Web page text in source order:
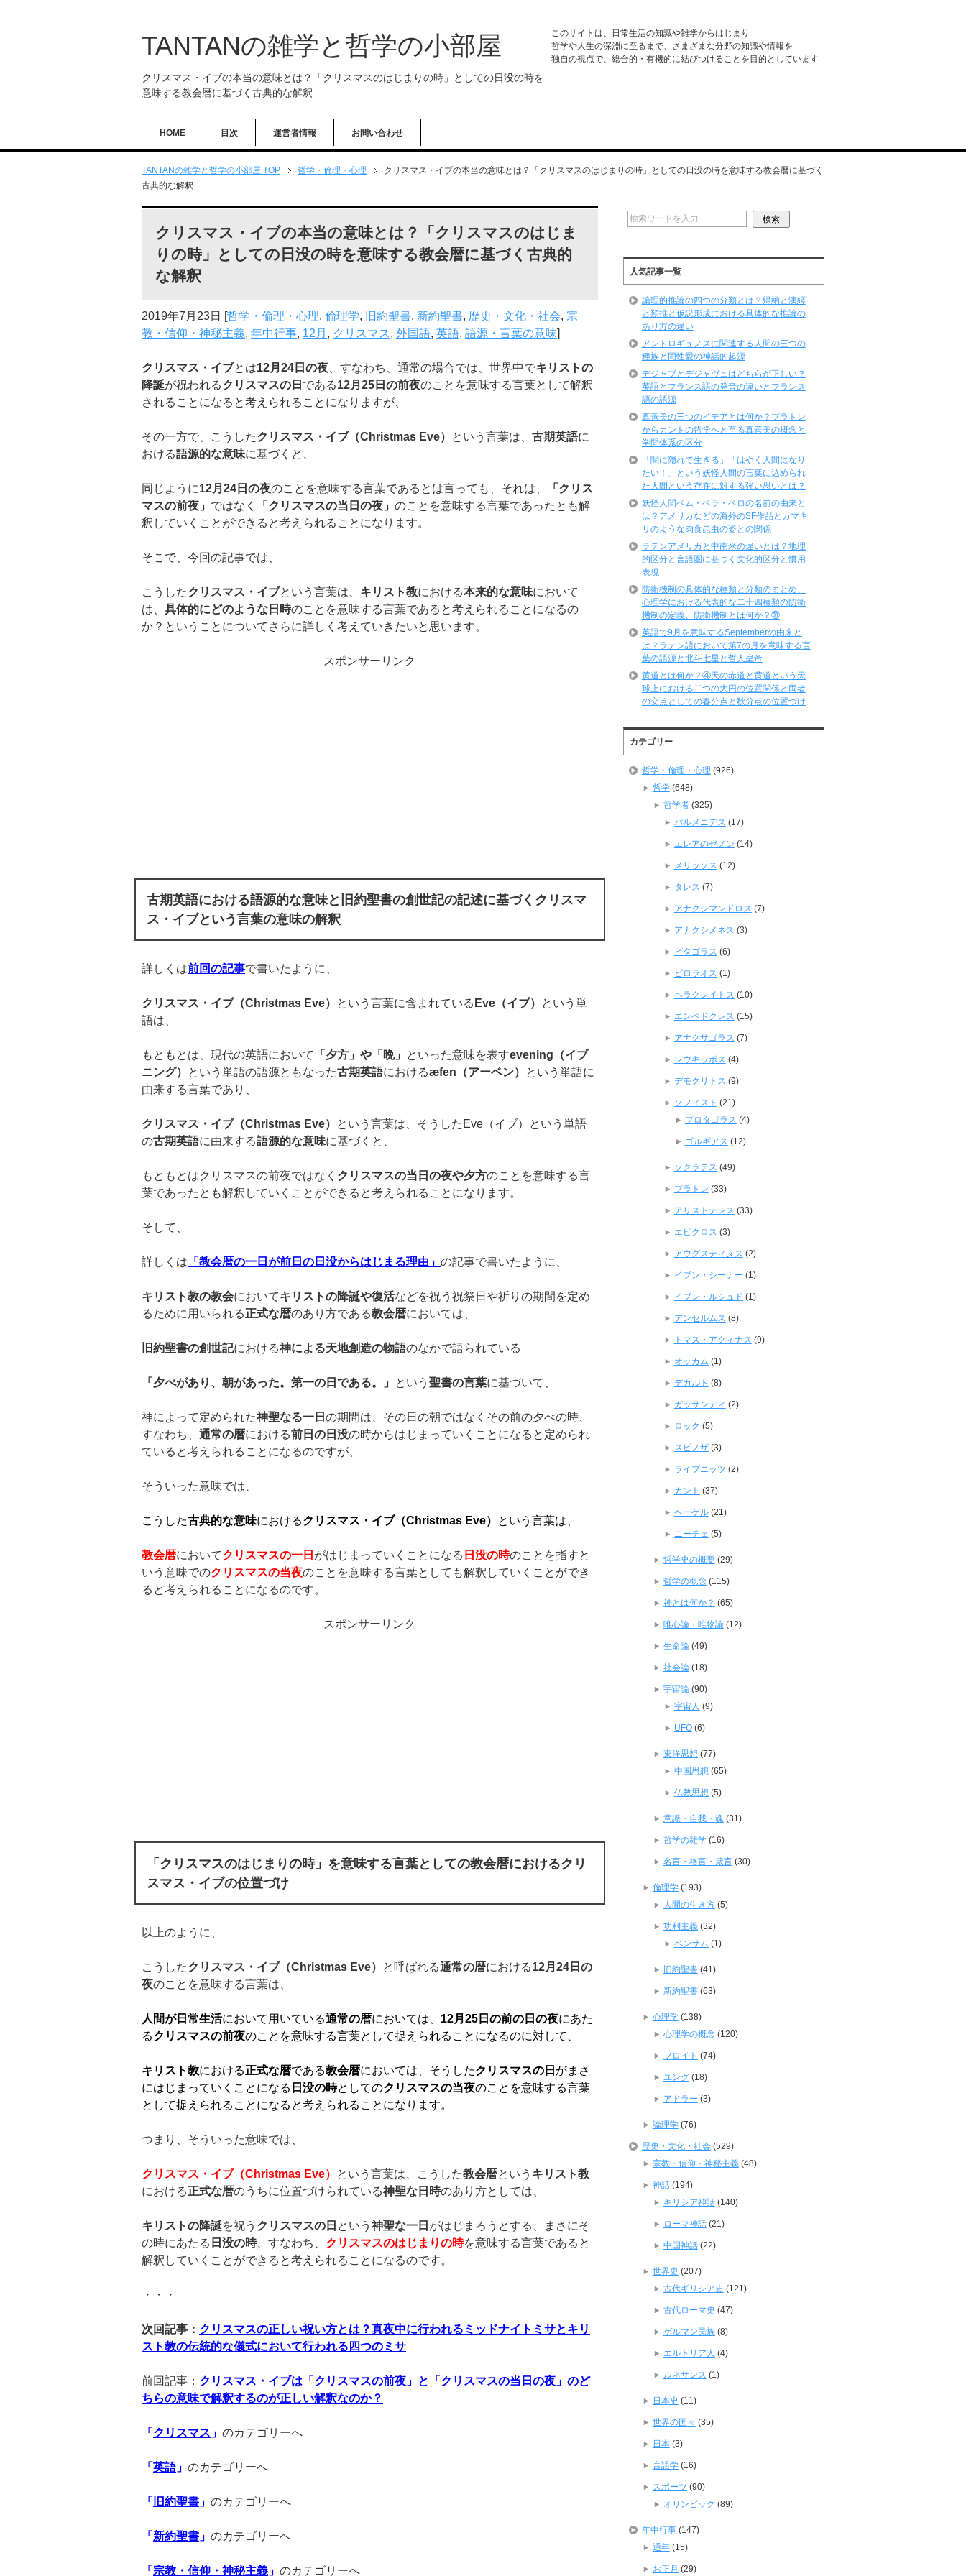
TANTANの雑学と哲学の小部屋
クリスマス・イブの本当の意味とは？「クリスマスのはじまりの時」としての日没の時を
意味する教会暦に基づく古典的な解釈
このサイトは、日常生活の知識や雑学からはじまり
哲学や人生の深淵に至るまで、さまざまな分野の知識や情報を
独自の視点で、総合的・有機的に結びつけることを目的としています
HOME 目次 運営者情報 お問い合わせ
TANTANの雑学と哲学の小部屋 TOP 哲学・倫理・心理
クリスマス・イブの本当の意味とは？「クリスマスのはじまりの時」としての日没の時を意味する教会暦に基づく
古典的な解釈
クリスマス・イブの本当の意味とは？「クリスマスのはじま
りの時」としての日没の時を意味する教会暦に基づく古典的
な解釈
2019年7月23日 [哲学・倫理・心理, 倫理学, 旧約聖書, 新約聖書, 歴史・文化・社会, 宗
教・信仰・神秘主義, 年中行事, 12月 , クリスマス, 外国語, 英語, 語源・言葉の意味]
クリスマス・イブとは12月 24 日の夜 、すなわち、通常の場合では、世界中でキリストの
降誕が祝われるクリスマスの日 である12月 25 日の前夜のことを意味する言葉として解釈
されることになると考えられることになりますが、
その一方で、こうしたクリスマス・イブ（Christmas Eve） という言葉は、 古期英語に
おける語源的な意味に基づくと、
同じように12月 24 日の夜のことを意味する言葉であるとは言っても、それは、
「クリス
マスの前夜」 ではなく 「クリスマスの当日の夜」 のことを意味する言葉であったとも解
釈していくことができると考えられることになります。
そこで、今回の記事では、
こうしたクリスマス・イブという言葉は、 キリスト教における本来的な意味において
は、 具体的にどのような日時のことを意味する言葉であると考えられることになるの
か？ということについてさらに詳しく考えていきたいと思います。
スポンサーリンク
古期英語における語源的な意味と旧約聖書の創世記の記述に基づくクリスマ
ス・イブという言葉の意味の解釈
詳しくは前回の記事で書いたように、
クリスマス・イブ（Christmas Eve） という言葉に含まれている Eve （イブ）
という単
語は、
もともとは、現代の英語において 「夕方」や「晩」 といった意味を表すevening （イブ
ニング）
という単語の語源ともなった古期英語におけるæfen （アーベン）
という単語に
由来する言葉であり、
クリスマス・イブ（Christmas Eve）
という言葉は、そうしたEve（イブ）という単語
の古期英語に由来する語源的な意味に基づくと、
もともとはクリスマスの前夜ではなく クリスマスの当日の夜や夕方のことを意味する言
葉であったとも解釈していくことができると考えられることになります。
そして、
詳しくは 「教会暦の一日が前日の日没からはじまる理由」 の記事で書いたように、
キリスト教の教会においてキリストの降誕や復活などを祝う祝祭日や祈りの期間を定め
るために用いられる正式な暦のあり方である教会暦においては、
旧約聖書の創世記における神による天地創造の物語のなかで語られている
「夕べがあり、朝があった。第一の日である。」 という 聖書の言葉に基づいて、
神によって定められた神聖なる一日 の期間は、その日の朝ではなくその前の夕べの時、
すなわち、 通常の暦における前日の日没の時からはじまっていくことになると定められ
ていると考えられることになるのですが、
そういった意味では、
こうした古典的な意味におけるクリスマス・イブ（Christmas Eve） という言葉は、
教会暦においてクリスマスの一日 がはじまっていくことになる 日没の時のことを指すと
いう意味でのクリスマスの当夜のことを意味する言葉としても解釈していくことができ
ると考えられることになるのです。
スポンサーリンク
「クリスマスのはじまりの時」を意味する言葉としての教会暦におけるクリ
スマス・イブの位置づけ
以上のように、
こうしたクリスマス・イブ（Christmas Eve） と呼ばれる通常の暦における12月 24 日の
夜のことを意味する言葉は、
人間が日常生活において用いている通常の暦においては、 12月 25 日の前の日の夜にあた
るクリスマスの前夜のことを意味する言葉として捉えられることになるのに対して、
キリスト教における正式な暦である教会暦においては、そうしたクリスマスの日 がまさ
にはじまっていくことになる 日没の時としてのクリスマスの当夜のことを意味する言葉
として捉えられることになると考えられることになります。
つまり、そういった意味では、
クリスマス・イブ（Christmas Eve） という言葉は、こうした教会暦という キリスト教
における正式な暦のうちに位置づけられている神聖な日時のあり方としては、
キリストの降誕を祝う クリスマスの日 という 神聖な一日 がはじまろうとする、まさにそ
の時にあたる 日没の時、すなわち、 クリスマスのはじまりの時を意味する言葉であると
解釈していくことができると考えられることになるのです。
・・・
次回記事： クリスマスの正しい祝い方とは？真夜中に行われるミッドナイトミサとキリ
スト教の伝統的な儀式において行われる四つのミサ
前回記事： クリスマス・イブは「クリスマスの前夜」と「クリスマスの当日の夜」のど
ちらの意味で解釈するのが正しい解釈なのか？
「 クリスマス 」 のカテゴリーへ
「 英語」 のカテゴリーへ
「 旧約聖書 」 のカテゴリーへ
「 新約聖書 」 のカテゴリーへ
「 宗教・信仰・神秘主義 」 のカテゴリーへ
人気記事一覧
論理的推論の四つの分類とは？帰納と演繹
と類推と仮説形成における具体的な推論の
あり方の違い
アンドロギュノスに関連する人間の三つの
種族と同性愛の神話的起源
デジャブとデジャヴュはどちらが正しい？
英語とフランス語の発音の違いとフランス
語の語源
真善美の三つのイデアとは何か？プラトン
からカントの哲学へと至る真善美の概念と
学問体系の区分
「闇に隠れて生きる」「はやく人間になり
たい！」という妖怪人間の言葉に込められ
た人間という存在に対する強い思いとは？
妖怪人間ベム・ベラ・ベロの名前の由来と
は？アメリカなどの海外のSF作品とカマキ
リのような肉食昆虫の姿との関係
ラテンアメリカと中南米の違いとは？地理
的区分と言語圏に基づく文化的区分と慣用
表現
防衛機制の具体的な種類と分類のまとめ、
心理学における代表的な二十四種類の防衛
機制の定義、防衛機制とは何か？㉛
英語で9月を意味するSeptemberの由来と
は？ラテン語において第7の月を意味する言
葉の語源と北斗七星と哲人皇帝
黄道とは何か？④天の赤道と黄道という天
球上における二つの大円の位置関係と両者
の交点としての春分点と秋分点の位置づけ
カテゴリー
哲学・倫理・心理 (926)
哲学(648)
哲学者(325)
パルメニデス (17)
エレアのゼノン (14)
メリッソス (12)
タレス (7)
アナクシマンドロス (7)
アナクシメネス (3)
ピタゴラス (6)
ピロラオス (1)
ヘラクレイトス (10)
エンペドクレス (15)
アナクサゴラス (7)
レウキッポス (4)
デモクリトス (9)
ソフィスト (21)
プロタゴラス (4)
ゴルギアス (12)
ソクラテス (49)
プラトン (33)
アリストテレス (33)
エピクロス (3)
アウグスティヌス (2)
イブン・シーナー (1)
イブン・ルシュド (1)
アンセルムス (8)
トマス・アクィナス (9)
オッカム (1)
デカルト (8)
ガッサンディ (2)
ロック (5)
スピノザ(3)
ライプニッツ (2)
カント (37)
ヘーゲル(21)
ニーチェ (5)
哲学史の概要(29)
哲学の概念(115)
神とは何か？ (65)
唯心論・唯物論(12)
生命論(49)
社会論(18)
宇宙論(90)
宇宙人 (9)
UFO(6)
東洋思想 (77)
中国思想 (65)
仏教思想 (5)
意識・自我・魂(31)
哲学の雑学(16)
名言・格言・箴言(30)
倫理学(193)
人間の生き方(5)
功利主義(32)
ベンサム (1)
旧約聖書(41)
新約聖書(63)
心理学(138)
心理学の概念(120)
フロイト (74)
ユング(18)
アドラー (3)
論理学(76)
歴史・文化・社会(529)
宗教・信仰・神秘主義(48)
神話(194)
ギリシア神話(140)
ローマ神話(21)
中国神話(22)
世界史 (207)
古代ギリシア史 (121)
古代ローマ史 (47)
ゲルマン民族(8)
エルトリア人 (4)
ルネサンス (1)
日本史 (11)
世界の国々 (35)
日本(3)
言語学(16)
スポーツ (90)
オリンピック (89)
年中行事(147)
通年(15)
お正月 (29)